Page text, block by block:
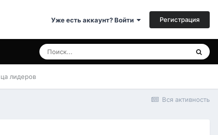
Уже есть аккаунт? Войти Регистрация
лидеров
Вся активность